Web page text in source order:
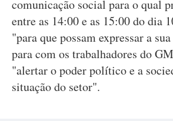
comunicação social para o qual
entre as 14:00 e as 15:00 do dia
"para que possam expressar a
para com os trabalhadores do
"alertar o poder político e a
situação do setor".